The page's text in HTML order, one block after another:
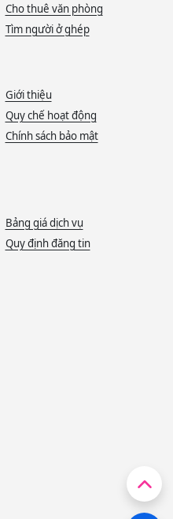
Cho thuê văn phòng
Tìm người ở ghép
Giới thiệu
Quy chế hoạt động
Chính sách bảo mật
Bảng giá dịch vụ
Quy định đăng tin